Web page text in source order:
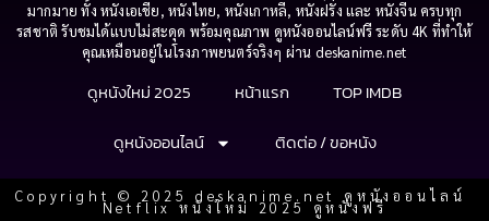
มากมาย ทั้ง หนังเอเชีย, หนังไทย, หนังเกาหลี, หนังฝรั่ง และ หนังจีน ครบทุก
รสชาติ รับชมได้แบบไม่สะดุด พร้อมคุณภาพ ดูหนังออนไลน์ฟรี ระดับ 4K ที่ทำให้
คุณเหมือนอยู่ในโรงภาพยนตร์จริงๆ ผ่าน deskanime.net
ดูหนังใหม่ 2025 หน้าแรก
TOP IMDB
ดูหนังออนไลน์
ติดต่อ / ขอหนัง
Copyright © 2025 deskanime.net ดูหนังออนไลน์
Netflix หนังใหม่ 2025 ดูหนังฟรี